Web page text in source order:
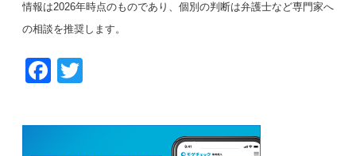
情報は2026年時点のものであり、個別の判断は弁護士など専門家へ
の相談を推奨します。
F
c
tt